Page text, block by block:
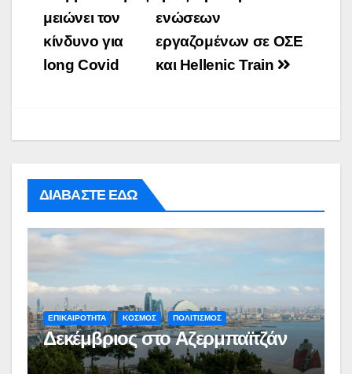
ενώσεων
εργαζομένων σε ΟΣΕ
και Hellenic Train
μειώνει τον
κίνδυνο για
long Covid
ΔΙΑΒΑΣΤΕ ΕΔΩ
ΕΠΙΚΑΙΡΟΤΗΤΑ ΚΟΣΜΟΣ ΠΟΛΙΤΙΣΜΟΣ
Δεκέμβριος στο Αζερμπαϊτζάν